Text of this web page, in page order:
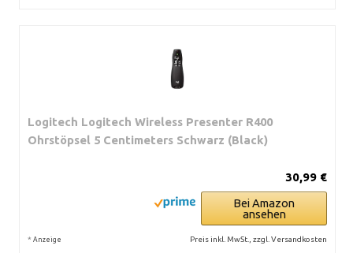
Logitech Logitech Wireless Presenter R400
Ohrstöpsel 5 Centimeters Schwarz (Black)
30,99 €
Bei Amazon
ansehen
* Anzeige Preis inkl. MwSt., zzgl. Versandkosten